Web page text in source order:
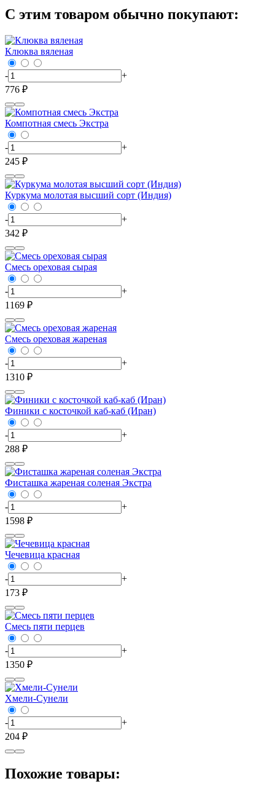
С этим товаром обычно покупают:
Клюква вяленая
-
+
776 ₽
Компотная смесь Экстра
-
+
245 ₽
Куркума молотая высший сорт (Индия)
-
+
342 ₽
Смесь ореховая сырая
-
+
1169 ₽
Смесь ореховая жареная
-
+
1310 ₽
Финики с косточкой каб-каб (Иран)
-
+
288 ₽
Фисташка жареная соленая Экстра
-
+
1598 ₽
Чечевица красная
-
+
173 ₽
Смесь пяти перцев
-
+
1350 ₽
Хмели-Сунели
-
+
204 ₽
Похожие товары: